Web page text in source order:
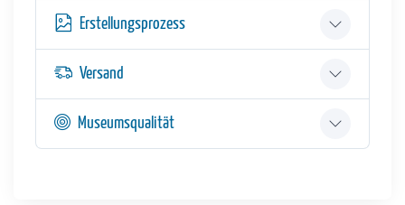
Erstellungsprozess
Versand
Museumsqualität